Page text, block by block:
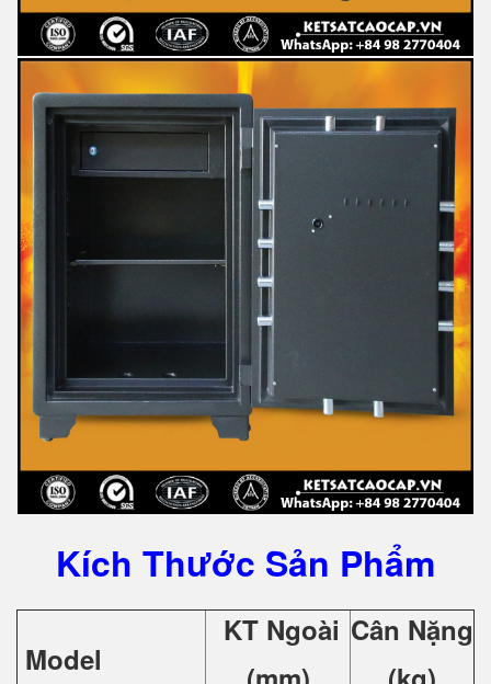
Kích Thước Sản Phẩm
Model
KT Ngoài Cân Nặng